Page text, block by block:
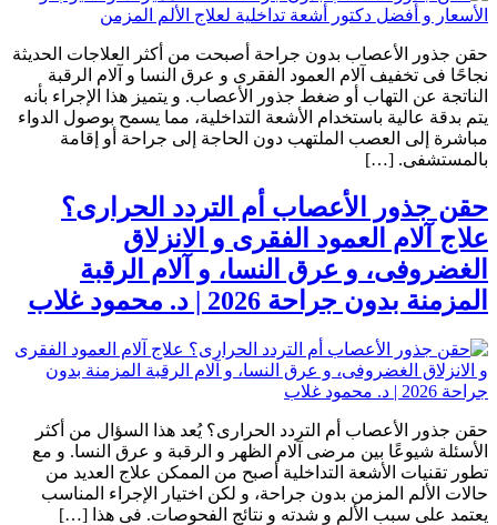
حقن جذور الأعصاب بدون جراحة أصبحت من أكثر العلاجات الحديثة
نجاحًا فى تخفيف آلام العمود الفقرى و عرق النسا و آلام الرقبة
الناتجة عن التهاب أو ضغط جذور الأعصاب. و يتميز هذا الإجراء بأنه
يتم بدقة عالية باستخدام الأشعة التداخلية، مما يسمح بوصول الدواء
مباشرة إلى العصب الملتهب دون الحاجة إلى جراحة أو إقامة
بالمستشفى. […]
حقن جذور الأعصاب أم التردد الحرارى؟
علاج آلام العمود الفقرى و الانزلاق
الغضروفى، و عرق النسا، و آلام الرقبة
المزمنة بدون جراحة 2026 | د. محمود غلاب
حقن جذور الأعصاب أم التردد الحرارى؟ يُعد هذا السؤال من أكثر
الأسئلة شيوعًا بين مرضى آلام الظهر و الرقبة و عرق النسا. و مع
تطور تقنيات الأشعة التداخلية أصبح من الممكن علاج العديد من
حالات الألم المزمن بدون جراحة، و لكن اختيار الإجراء المناسب
يعتمد على سبب الألم و شدته و نتائج الفحوصات. فى هذا […]